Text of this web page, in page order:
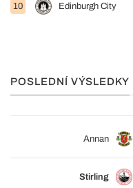
10 Edinburgh City
POSLEDNÍ VÝSLEDKY
Annan
Stirling